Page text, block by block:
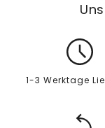
1-3 Werktage